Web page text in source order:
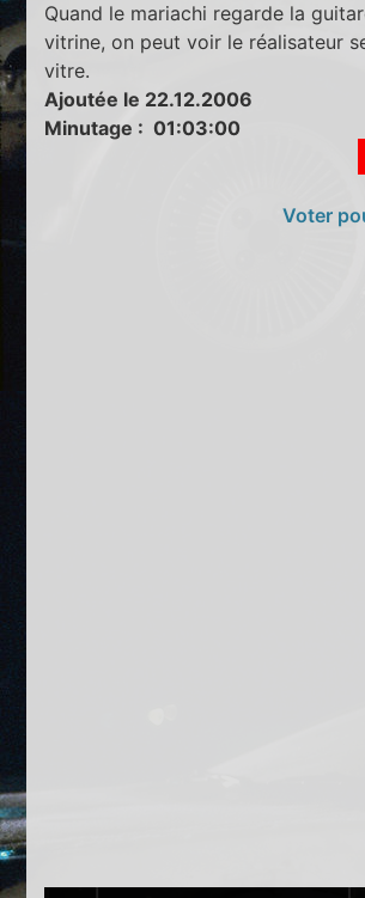
Quand le mariachi regarde la
vitrine, on peut voir le réalisateur
vitre.
Ajoutée le 22.12.2006
Minutage : 01:03:00
Voter